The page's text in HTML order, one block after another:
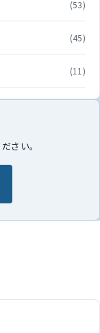
(53)
(45)
(11)
さい。